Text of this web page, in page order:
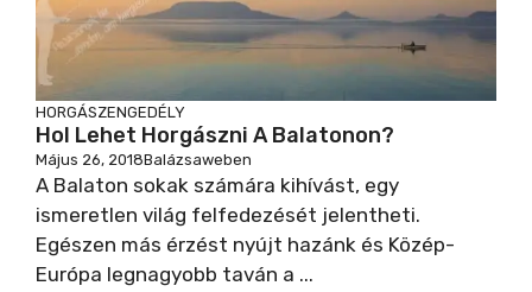
HORGÁSZENGEDÉLY
Hol Lehet Horgászni A Balatonon?
Május 26, 2018Balázsaweben
A Balaton sokak számára kihívást, egy
ismeretlen világ felfedezését jelentheti.
Egészen más érzést nyújt hazánk és Közép-
Európa legnagyobb taván a ...